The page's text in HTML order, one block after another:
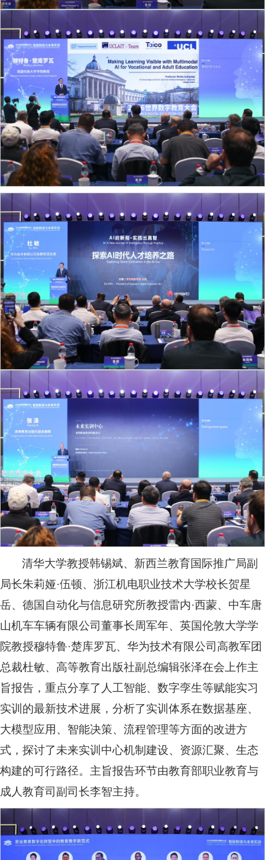
清华大学教授韩锡斌、新西兰教育国际推广局副
局长朱莉娅·伍顿、浙江机电职业技术大学校长贺星
岳、德国自动化与信息研究所教授雷内·西蒙、中车唐
山机车车辆有限公司董事长周军年、英国伦敦大学学
院教授穆特鲁·楚库罗瓦、华为技术有限公司高教军团
总裁杜敏、高等教育出版社副总编辑张泽在会上作主
旨报告，重点分享了人工智能、数字孪生等赋能实习
实训的最新技术进展，分析了实训体系在数据基座、
大模型应用、智能决策、流程管理等方面的改进方
式，探讨了未来实训中心机制建设、资源汇聚、生态
构建的可行路径。主旨报告环节由教育部职业教育与
成人教育司副司长李智主持。